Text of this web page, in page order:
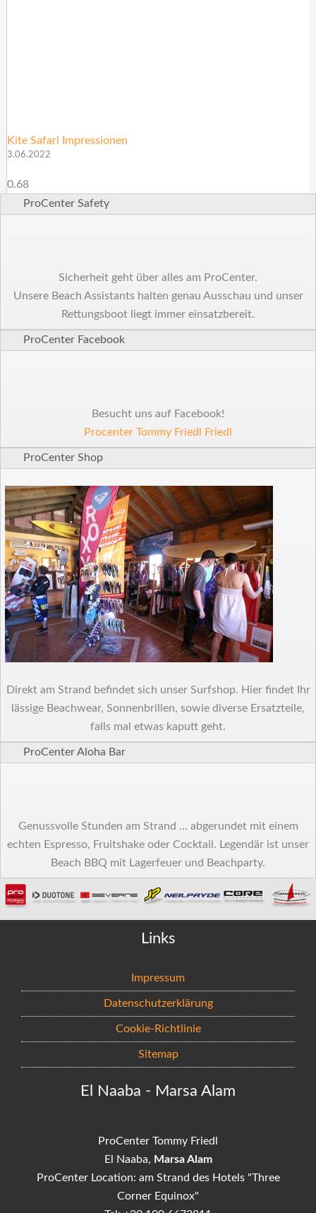
Kite Safari Impressionen
3.06.2022
ProCenter Safety
Sicherheit geht über alles am ProCenter.
Unsere Beach Assistants halten genau Ausschau und unser
Rettungsboot liegt immer einsatzbereit.
ProCenter Facebook
Besucht uns auf Facebook!
Procenter Tommy Friedl Friedl
ProCenter Shop
Direkt am Strand befindet sich unser Surfshop. Hier findet Ihr
lässige Beachwear, Sonnenbrillen, sowie diverse Ersatzteile,
falls mal etwas kaputt geht.
ProCenter Aloha Bar
Genussvolle Stunden am Strand … abgerundet mit einem
echten Espresso, Fruitshake oder Cocktail. Legendär ist unser
Beach BBQ mit Lagerfeuer und Beachparty.
Links
Impressum
Datenschutzerklärung
Cookie-Richtlinie
Sitemap
El Naaba - Marsa Alam
ProCenter Tommy Friedl
El Naaba, Marsa Alam
ProCenter Location: am Strand des Hotels "Three
Corner Equinox"